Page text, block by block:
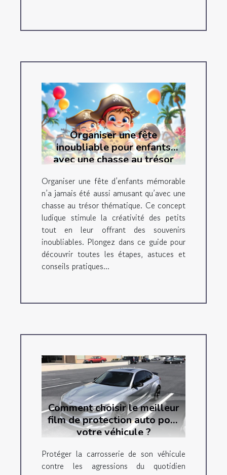
Organiser une fête
inoubliable pour enfants
avec une chasse au trésor
Organiser une fête d’enfants mémorable
n’a jamais été aussi amusant qu’avec une
chasse au trésor thématique. Ce concept
ludique stimule la créativité des petits
tout en leur offrant des souvenirs
inoubliables. Plongez dans ce guide pour
découvrir toutes les étapes, astuces et
conseils pratiques...
Comment choisir le meilleur
film de protection auto pour
votre véhicule ?
Protéger la carrosserie de son véhicule
contre les agressions du quotidien